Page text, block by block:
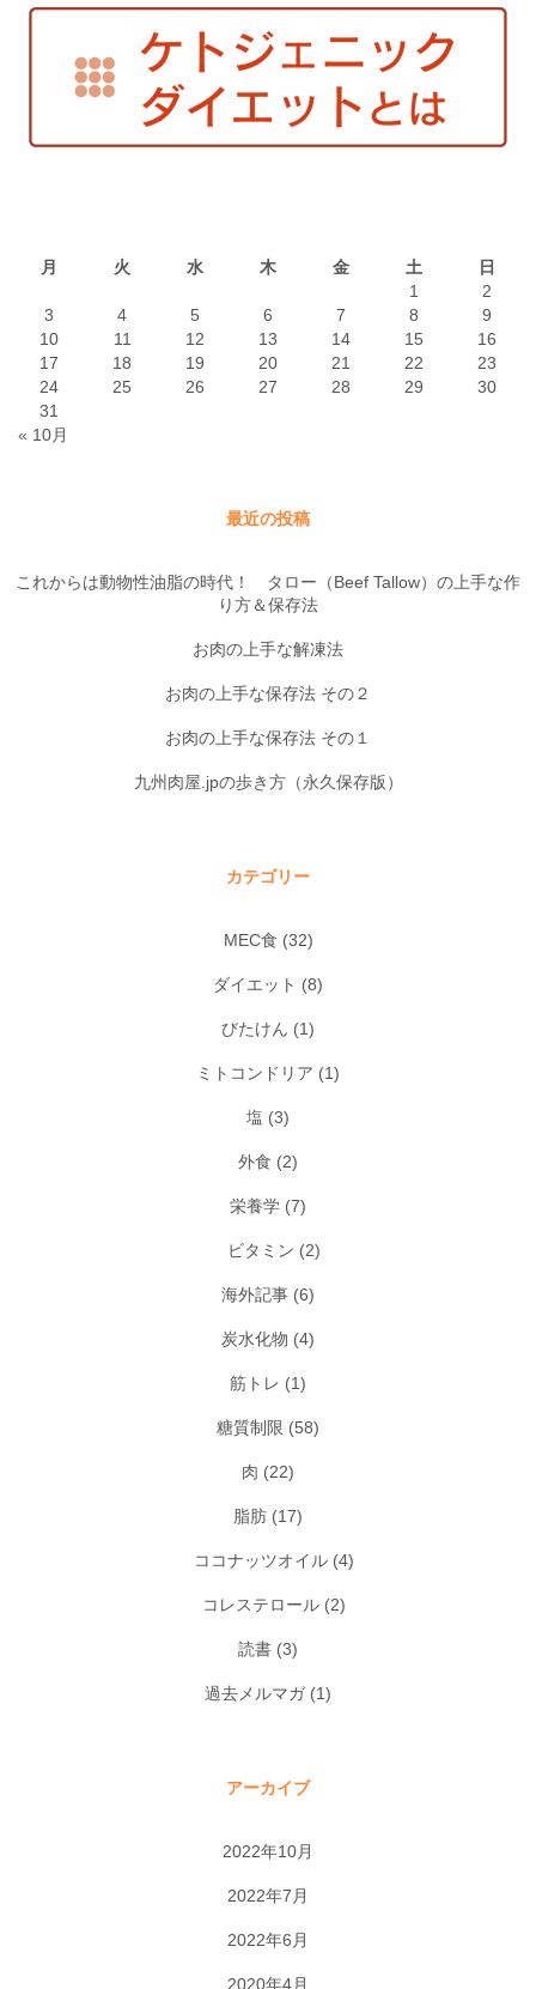
月 火 水 木 金 土
日
1
2
3
4 5 6 7 8
9
10
11 12 13 14 15
16
17
18 19 20 21 22
23
24
25 26 27 28 29
30
31
« 10月
最近の投稿
これからは動物性油脂の時代！ タロー（Beef Tallow）の上手な作
り方＆保存法
お肉の上手な解凍法
お肉の上手な保存法 その２
お肉の上手な保存法 その１
九州肉屋.jpの歩き方（永久保存版）
カテゴリー
MEC食 (32)
ダイエット (8)
びたけん (1)
ミトコンドリア (1)
塩 (3)
外食 (2)
栄養学 (7)
ビタミン (2)
海外記事 (6)
炭水化物 (4)
筋トレ (1)
糖質制限 (58)
肉 (22)
脂肪 (17)
ココナッツオイル (4)
コレステロール (2)
読書 (3)
過去メルマガ(1)
アーカイブ
2022年10月
2022年7月
2022年6月
2020年4月